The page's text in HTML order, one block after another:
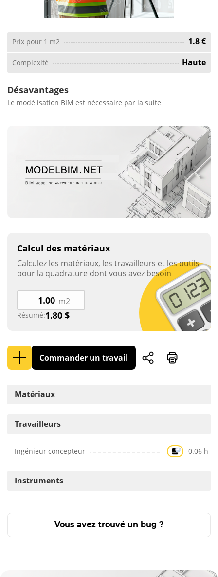
Prix ​​pour 1 m2 1.8 €
Complexité Haute
Désavantages
Le modélisation BIM est nécessaire par la suite
Matériaux
Travailleurs
Ingénieur concepteur 0.06 h
Instruments
Calcul des matériaux
Calculez les matériaux, les travailleurs et les outils
pour la quadrature dont vous avez besoin
m2
Résumé:1.80 $
Commander un travail
Vous avez trouvé un bug ?